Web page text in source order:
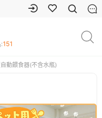
151
動餵食器(不含水瓶)